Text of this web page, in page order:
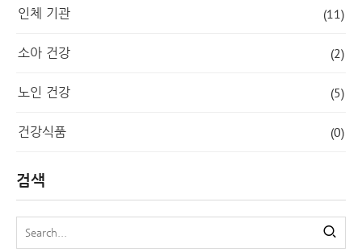
인체 기관 (11)
소아 건강 (2)
노인 건강 (5)
건강식품 (0)
검색